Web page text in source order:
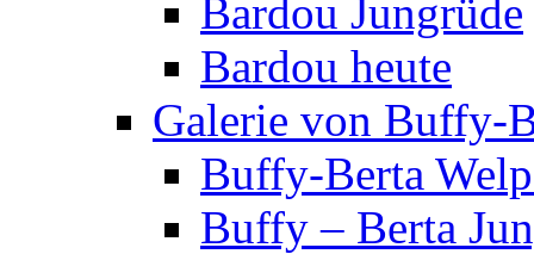
Bardou Jungrüde
Bardou heute
Galerie von Buffy-
Buffy-Berta
Buffy – Berta